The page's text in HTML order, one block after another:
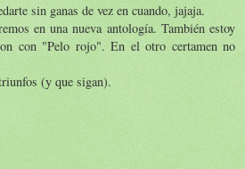
sin ganas de vez en cuando, jajaja.
en una nueva antología. También estoy
con "Pelo rojo". En el otro certamen no
(y que sigan).